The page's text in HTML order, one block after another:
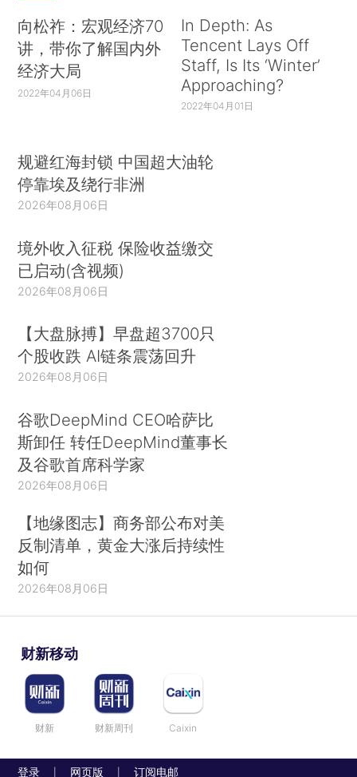
向松祚：宏观经济70
讲，带你了解国内外
经济大局
2022年04月06日
In Depth: As
Tencent Lays Off
Staff, Is Its ‘Winter’
Approaching?
2022年04月01日
规避红海封锁 中国超大油轮
停靠埃及绕行非洲
2026年08月06日
境外收入征税 保险收益缴交
已启动(含视频)
2026年08月06日
【大盘脉搏】早盘超3700只
个股收跌 AI链条震荡回升
2026年08月06日
谷歌DeepMind CEO哈萨比
斯卸任 转任DeepMind董事长
及谷歌首席科学家
2026年08月06日
【地缘图志】商务部公布对美
反制清单，黄金大涨后持续性
如何
2026年08月06日
财新移动
财新 财新周刊 Caixin
登录 网页版 订阅电邮